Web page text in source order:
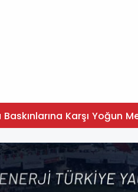
Baskınlarına Karşı Yoğun